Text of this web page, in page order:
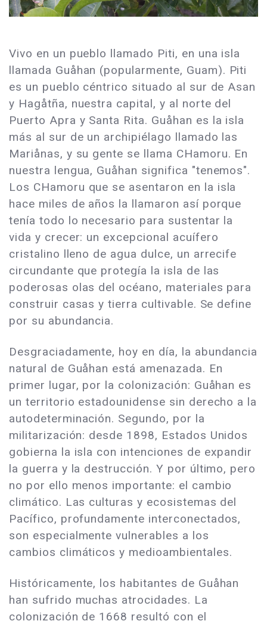
Vivo en un pueblo llamado Piti, en una isla
llamada Guåhan (popularmente, Guam). Piti
es un pueblo céntrico situado al sur de Asan
y Hagåtña, nuestra capital, y al norte del
Puerto Apra y Santa Rita. Guåhan es la isla
más al sur de un archipiélago llamado las
Mariånas, y su gente se llama CHamoru. En
nuestra lengua, Guåhan significa "tenemos".
Los CHamoru que se asentaron en la isla
hace miles de años la llamaron así porque
tenía todo lo necesario para sustentar la
vida y crecer: un excepcional acuífero
cristalino lleno de agua dulce, un arrecife
circundante que protegía la isla de las
poderosas olas del océano, materiales para
construir casas y tierra cultivable. Se define
por su abundancia.
Desgraciadamente, hoy en día, la abundancia
natural de Guåhan está amenazada. En
primer lugar, por la colonización: Guåhan es
un territorio estadounidense sin derecho a la
autodeterminación. Segundo, por la
militarización: desde 1898, Estados Unidos
gobierna la isla con intenciones de expandir
la guerra y la destrucción. Y por último, pero
no por ello menos importante: el cambio
climático. Las culturas y ecosistemas del
Pacífico, profundamente interconectados,
son especialmente vulnerables a los
cambios climáticos y medioambientales.
Históricamente, los habitantes de Guåhan
han sufrido muchas atrocidades. La
colonización de 1668 resultó con el